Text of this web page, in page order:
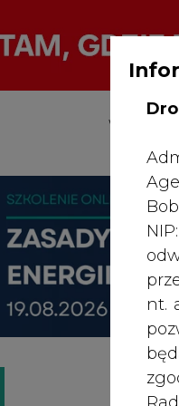
WYDAWCA
nt.